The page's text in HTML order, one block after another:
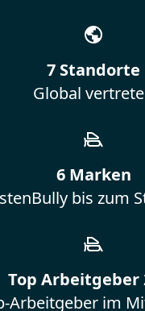
7 Standorte
Global
6 Marken
bis zum
Top Arbeitgeber
Arbeitgeber im